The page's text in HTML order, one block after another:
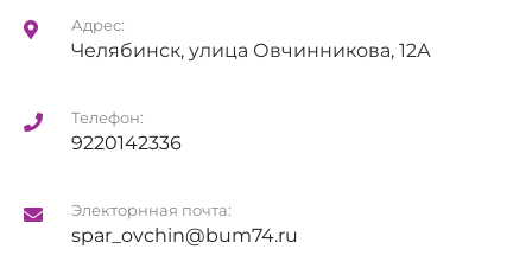
Адрес:
Челябинск, улица Овчинникова, 12А
Телефон:
9220142336
Электорнная почта:
spar_ovchin@bum74.ru